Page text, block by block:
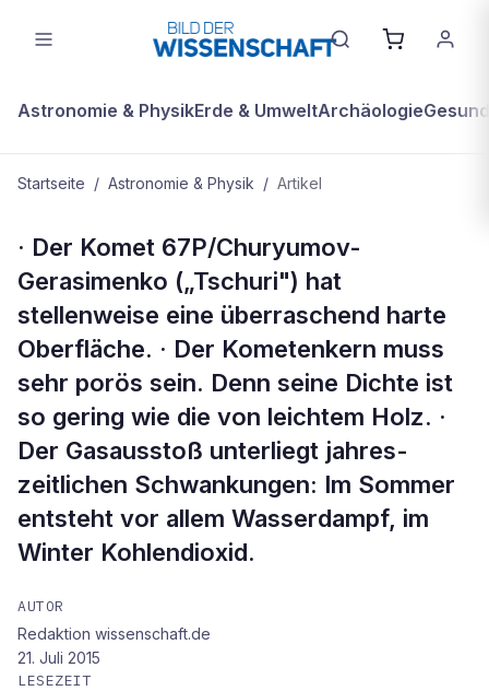
Astronomie & PhysikErde & UmweltArchäologie
Startseite / Astronomie & Physik / Artikel
Kompakt
· Der Komet 67P/Churyumov-
Gerasimenko („Tschuri") hat
stellenweise eine überraschend harte
Oberfläche. · Der Kometenkern muss
sehr porös sein. Denn seine Dichte ist
so gering wie die von leichtem Holz. ·
Der Gasausstoß unterliegt jahres-
zeitlichen Schwankungen: Im Sommer
entsteht vor allem Wasserdampf, im
Winter Kohlendioxid.
AUTOR
Redaktion wissenschaft.de
21. Juli 2015
LESEZEIT